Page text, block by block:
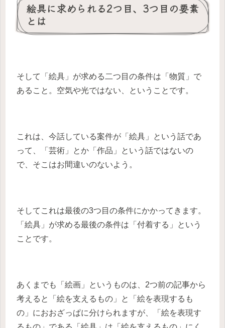
絵具に求められる2つ目、3つ目の要素
とは
そして「絵具」が求める二つ目の条件は「物質」で
あること。空気や光ではない、ということです。
これは、今話している案件が「絵具」という話であ
って、「芸術」とか「作品」という話ではないの
で、そこはお間違いのないよう。
そしてこれは最後の3つ目の条件にかかってきます。
「絵具」が求める最後の条件は「付着する」という
ことです。
あくまでも「絵画」というものは、2つ前の記事から
考えると「絵を支えるもの」と「絵を表現するも
の」におおざっぱに分けられますが、「絵を表現す